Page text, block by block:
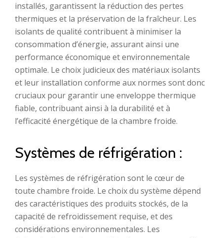
installés, garantissent la réduction des pertes
thermiques et la préservation de la fraîcheur. Les
isolants de qualité contribuent à minimiser la
consommation d’énergie, assurant ainsi une
performance économique et environnementale
optimale. Le choix judicieux des matériaux isolants
et leur installation conforme aux normes sont donc
cruciaux pour garantir une enveloppe thermique
fiable, contribuant ainsi à la durabilité et à
l’efficacité énergétique de la chambre froide.
Systèmes de réfrigération :
Les systèmes de réfrigération sont le cœur de
toute chambre froide. Le choix du système dépend
des caractéristiques des produits stockés, de la
capacité de refroidissement requise, et des
considérations environnementales. Les